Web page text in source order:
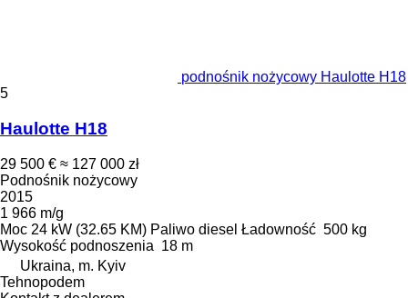
podnośnik nożycowy Haulotte H18
5
Haulotte H18
29 500 € ≈ 127 000 zł
Podnośnik nożycowy
2015
1 966 m/g
Moc 24 kW (32.65 KM) Paliwo diesel Ładowność 500 kg
Wysokość podnoszenia 18 m
Ukraina, m. Kyiv
Tehnopodem